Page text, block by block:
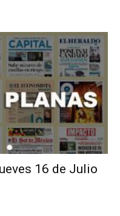
16 de Julio